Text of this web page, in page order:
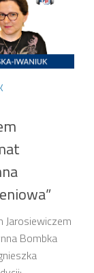
Jarosiewiczem
Bombka